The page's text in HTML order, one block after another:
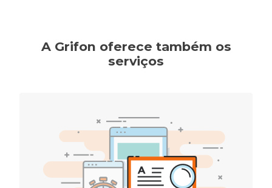
A Grifon oferece também os
serviços